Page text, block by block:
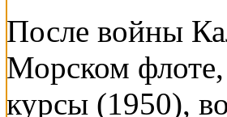
После войны
Морском
курсы (1950),